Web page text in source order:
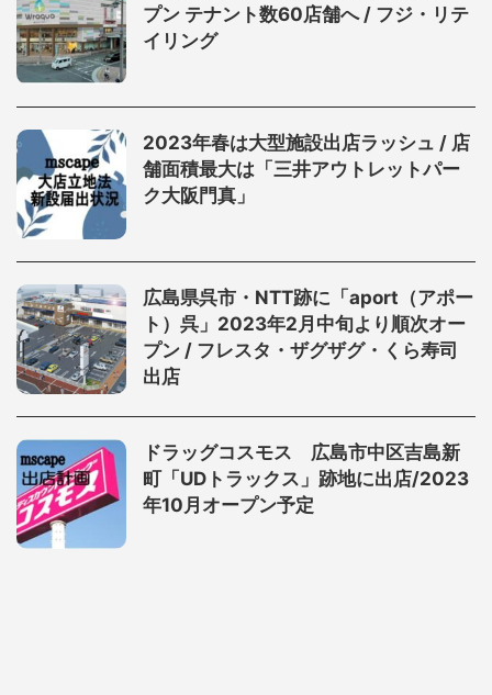
プン テナント数60店舗へ / フジ・リテ
イリング
2023年春は大型施設出店ラッシュ / 店
舗面積最大は「三井アウトレットパー
ク大阪門真」
広島県呉市・NTT跡に「aport（アポー
ト）呉」2023年2月中旬より順次オー
プン / フレスタ・ザグザグ・くら寿司
出店
ドラッグコスモス 広島市中区吉島新
町「UDトラックス」跡地に出店/2023
年10月オープン予定